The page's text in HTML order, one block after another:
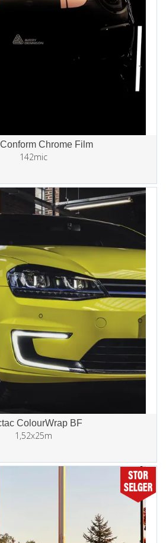
Chrome Film
142mic
ColourWrap BF
1,52x25m